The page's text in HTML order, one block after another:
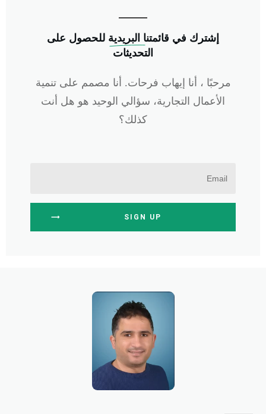
إشترك في قائمتنا البريديةللحصول على
التحديثات
مرحبًا ، أنا إيهاب فرحات. أنا مصمم على تنمية
الأعمال التجارية، سؤالي الوحيد هو هل أنت
كذلك؟
SIGN UP